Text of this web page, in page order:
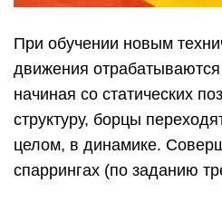
При обучении новым
движения
начиная со статических
структуру, борцы
целом, в динамике.
спаррингах (по заданию